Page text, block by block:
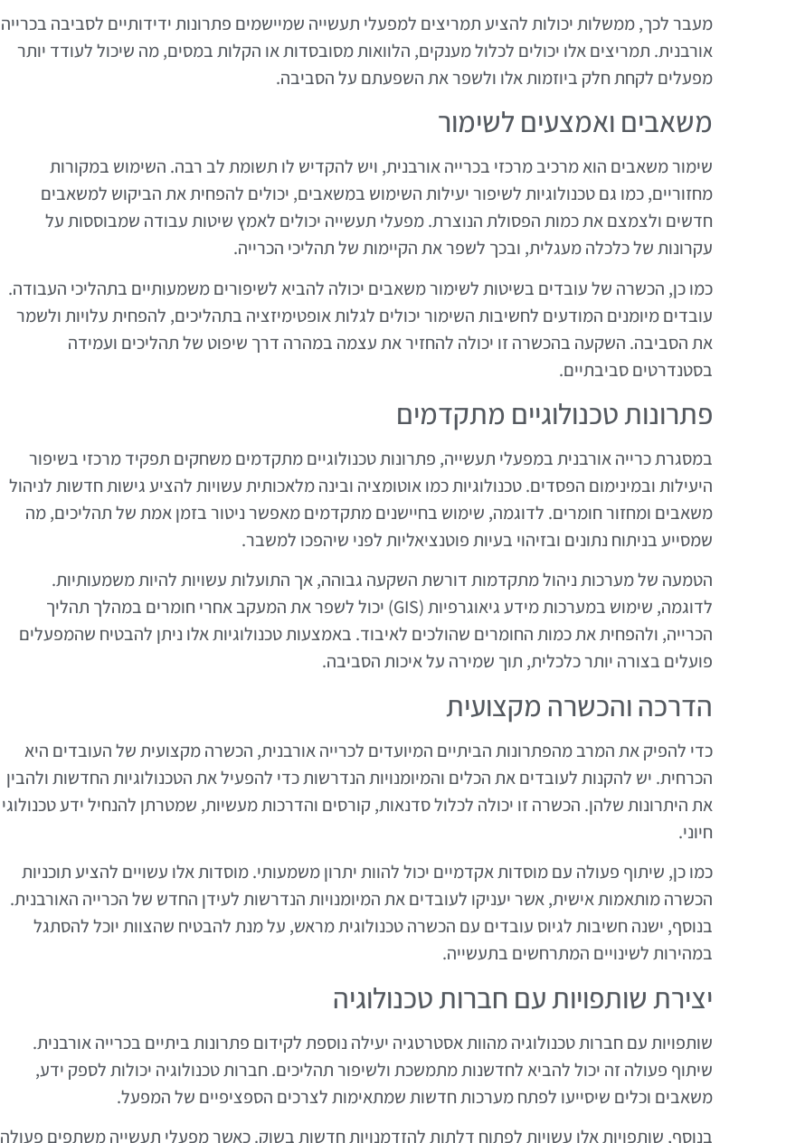
מעבר לכך, ממשלות יכולות להציע תמריצים למפעלי תעשייה שמיישמים פתרונות ידידותיים לסביבה בכרייה
אורבנית. תמריצים אלו יכולים לכלול מענקים, הלוואות מסובסדות או הקלות במסים, מה שיכול לעודד יותר
מפעלים לקחת חלק ביוזמות אלו ולשפר את השפעתם על הסביבה.
משאבים ואמצעים לשימור
שימור משאבים הוא מרכיב מרכזי בכרייה אורבנית, ויש להקדיש לו תשומת לב רבה. השימוש במקורות
מחזוריים, כמו גם טכנולוגיות לשיפור יעילות השימוש במשאבים, יכולים להפחית את הביקוש למשאבים
חדשים ולצמצם את כמות הפסולת הנוצרת. מפעלי תעשייה יכולים לאמץ שיטות עבודה שמבוססות על
עקרונות של כלכלה מעגלית, ובכך לשפר את הקיימות של תהליכי הכרייה.
כמו כן, הכשרה של עובדים בשיטות לשימור משאבים יכולה להביא לשיפורים משמעותיים בתהליכי העבודה.
עובדים מיומנים המודעים לחשיבות השימור יכולים לגלות אופטימיזציה בתהליכים, להפחית עלויות ולשמר
את הסביבה. השקעה בהכשרה זו יכולה להחזיר את עצמה במהרה דרך שיפוט של תהליכים ועמידה
בסטנדרטים סביבתיים.
פתרונות טכנולוגיים מתקדמים
במסגרת כרייה אורבנית במפעלי תעשייה, פתרונות טכנולוגיים מתקדמים משחקים תפקיד מרכזי בשיפור
היעילות ובמינימום הפסדים. טכנולוגיות כמו אוטומציה ובינה מלאכותית עשויות להציע גישות חדשות לניהול
משאבים ומחזור חומרים. לדוגמה, שימוש בחיישנים מתקדמים מאפשר ניטור בזמן אמת של תהליכים, מה
שמסייע בניתוח נתונים ובזיהוי בעיות פוטנציאליות לפני שיהפכו למשבר.
הטמעה של מערכות ניהול מתקדמות דורשת השקעה גבוהה, אך התועלות עשויות להיות משמעותיות.
לדוגמה, שימוש במערכות מידע גיאוגרפיות (GIS) יכול לשפר את המעקב אחרי חומרים במהלך תהליך
הכרייה, ולהפחית את כמות החומרים שהולכים לאיבוד. באמצעות טכנולוגיות אלו ניתן להבטיח שהמפעלים
פועלים בצורה יותר כלכלית, תוך שמירה על איכות הסביבה.
הדרכה והכשרה מקצועית
כדי להפיק את המרב מהפתרונות הביתיים המיועדים לכרייה אורבנית, הכשרה מקצועית של העובדים היא
הכרחית. יש להקנות לעובדים את הכלים והמיומנויות הנדרשות כדי להפעיל את הטכנולוגיות החדשות ולהבין
את היתרונות שלהן. הכשרה זו יכולה לכלול סדנאות, קורסים והדרכות מעשיות, שמטרתן להנחיל ידע טכנולוגי
חיוני.
כמו כן, שיתוף פעולה עם מוסדות אקדמיים יכול להוות יתרון משמעותי. מוסדות אלו עשויים להציע תוכניות
הכשרה מותאמות אישית, אשר יעניקו לעובדים את המיומנויות הנדרשות לעידן החדש של הכרייה האורבנית.
בנוסף, ישנה חשיבות לגיוס עובדים עם הכשרה טכנולוגית מראש, על מנת להבטיח שהצוות יוכל להסתגל
במהירות לשינויים המתרחשים בתעשייה.
יצירת שותפויות עם חברות טכנולוגיה
שותפויות עם חברות טכנולוגיה מהוות אסטרטגיה יעילה נוספת לקידום פתרונות ביתיים בכרייה אורבנית.
שיתוף פעולה זה יכול להביא לחדשנות מתמשכת ולשיפור תהליכים. חברות טכנולוגיה יכולות לספק ידע,
משאבים וכלים שיסייעו לפתח מערכות חדשות שמתאימות לצרכים הספציפיים של המפעל.
בנוסף, שותפויות אלו עשויות לפתוח דלתות להזדמנויות חדשות בשוק. כאשר מפעלי תעשייה משתפים פעולה